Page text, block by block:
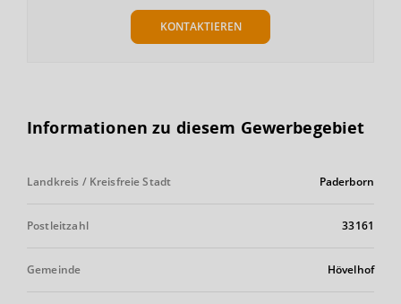
KONTAKTIEREN
Informationen zu diesem Gewerbegebiet
Landkreis / Kreisfreie Stadt Paderborn
Postleitzahl 33161
Gemeinde Hövelhof